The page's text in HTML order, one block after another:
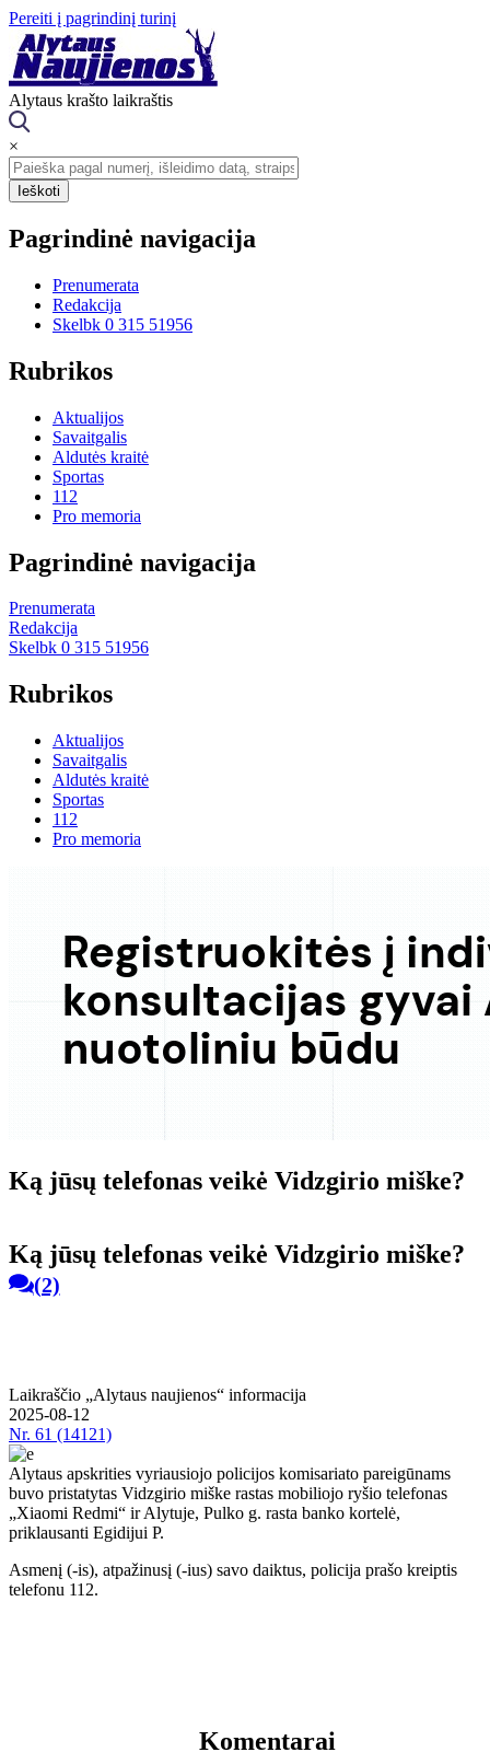
Pereiti į pagrindinį turinį
Alytaus krašto laikraštis
×
Pagrindinė navigacija
Prenumerata
Redakcija
Skelbk 0 315 51956
Rubrikos
Aktualijos
Savaitgalis
Aldutės kraitė
Sportas
112
Pro memoria
Pagrindinė navigacija
Prenumerata
Redakcija
Skelbk 0 315 51956
Rubrikos
Aktualijos
Savaitgalis
Aldutės kraitė
Sportas
112
Pro memoria
Ką jūsų telefonas veikė Vidzgirio miške?
Ką jūsų telefonas veikė Vidzgirio miške?
(2)
Laikraščio „Alytaus naujienos“ informacija
2025-08-12
Nr. 61 (14121)
Alytaus apskrities vyriausiojo policijos komisariato pareigūnams
buvo pristatytas Vidzgirio miške rastas mobiliojo ryšio telefonas
„Xiaomi Redmi“ ir Alytuje, Pulko g. rasta banko kortelė,
priklausanti Egidijui P.
Asmenį (-is), atpažinusį (-ius) savo daiktus, policija prašo kreiptis
telefonu 112.
Komentarai